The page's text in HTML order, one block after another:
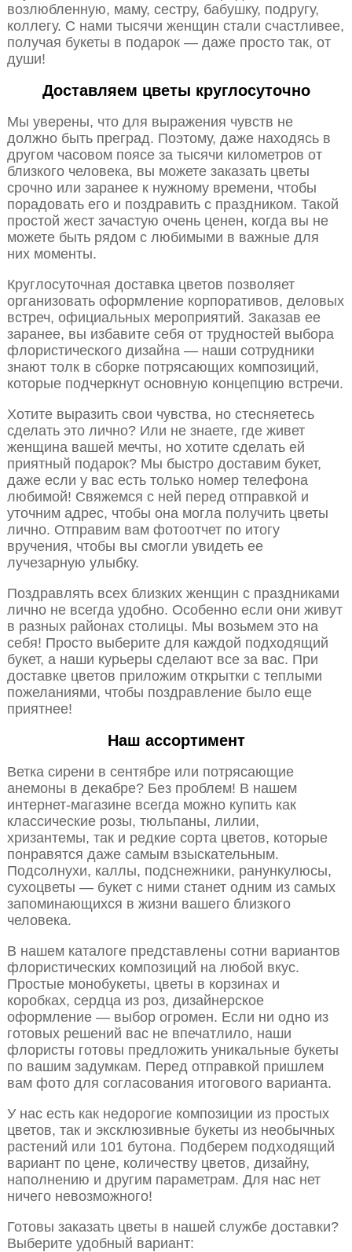
возлюбленную, маму, сестру, бабушку, подругу,
коллегу. С нами тысячи женщин стали счастливее,
получая букеты в подарок — даже просто так, от
души!
Доставляем цветы круглосуточно
Мы уверены, что для выражения чувств не
должно быть преград. Поэтому, даже находясь в
другом часовом поясе за тысячи километров от
близкого человека, вы можете заказать цветы
срочно или заранее к нужному времени, чтобы
порадовать его и поздравить с праздником. Такой
простой жест зачастую очень ценен, когда вы не
можете быть рядом с любимыми в важные для
них моменты.
Круглосуточная доставка цветов позволяет
организовать оформление корпоративов, деловых
встреч, официальных мероприятий. Заказав ее
заранее, вы избавите себя от трудностей выбора
флористического дизайна — наши сотрудники
знают толк в сборке потрясающих композиций,
которые подчеркнут основную концепцию встречи.
Хотите выразить свои чувства, но стесняетесь
сделать это лично? Или не знаете, где живет
женщина вашей мечты, но хотите сделать ей
приятный подарок? Мы быстро доставим букет,
даже если у вас есть только номер телефона
любимой! Свяжемся с ней перед отправкой и
уточним адрес, чтобы она могла получить цветы
лично. Отправим вам фотоотчет по итогу
вручения, чтобы вы смогли увидеть ее
лучезарную улыбку.
Поздравлять всех близких женщин с праздниками
лично не всегда удобно. Особенно если они живут
в разных районах столицы. Мы возьмем это на
себя! Просто выберите для каждой подходящий
букет, а наши курьеры сделают все за вас. При
доставке цветов приложим открытки с теплыми
пожеланиями, чтобы поздравление было еще
приятнее!
Наш ассортимент
Ветка сирени в сентябре или потрясающие
анемоны в декабре? Без проблем! В нашем
интернет-магазине всегда можно купить как
классические розы, тюльпаны, лилии,
хризантемы, так и редкие сорта цветов, которые
понравятся даже самым взыскательным.
Подсолнухи, каллы, подснежники, ранункулюсы,
сухоцветы — букет с ними станет одним из самых
запоминающихся в жизни вашего близкого
человека.
В нашем каталоге представлены сотни вариантов
флористических композиций на любой вкус.
Простые монобукеты, цветы в корзинах и
коробках, сердца из роз, дизайнерское
оформление — выбор огромен. Если ни одно из
готовых решений вас не впечатлило, наши
флористы готовы предложить уникальные букеты
по вашим задумкам. Перед отправкой пришлем
вам фото для согласования итогового варианта.
У нас есть как недорогие композиции из простых
цветов, так и эксклюзивные букеты из необычных
растений или 101 бутона. Подберем подходящий
вариант по цене, количеству цветов, дизайну,
наполнению и другим параметрам. Для нас нет
ничего невозможного!
Готовы заказать цветы в нашей службе доставки?
Выберите удобный вариант: